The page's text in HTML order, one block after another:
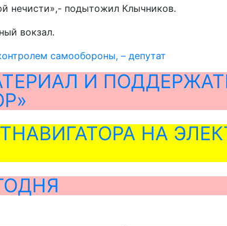
нечисти»,- подытожил Клычников.
вокзал.
самообороны, – депутат
И
НА